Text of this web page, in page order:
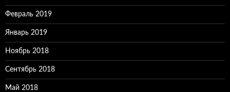
Февраль 2019
Январь 2019
Ноябрь 2018
Сентябрь 2018
Май 2018